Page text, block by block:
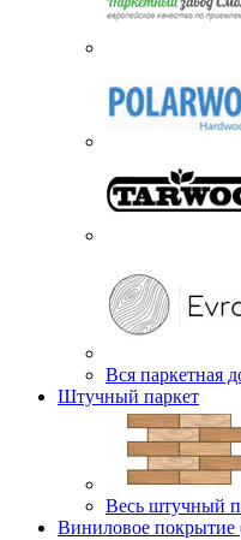
Вся паркетная
Штучный паркет
Весь штучный
Виниловое